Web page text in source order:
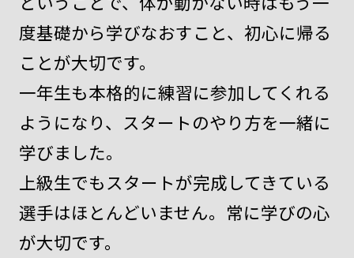
度基礎から学びなおすこと、初心に帰る
ことが大切です。
一年生も本格的に練習に参加してくれる
ようになり、スタートのやり方を一緒に
学びました。
上級生でもスタートが完成してきている
選手はほとんどいません。常に学びの心
が大切です。